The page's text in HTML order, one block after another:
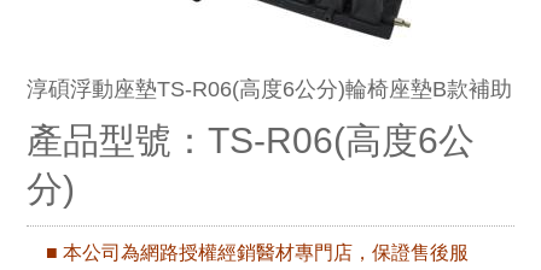
淳碩浮動座墊TS-R06(高度6公分)輪椅座墊B款補助
產品型號：TS-R06(高度6公
分)
■ 本公司為網路授權經銷醫材專門店，保證售後服